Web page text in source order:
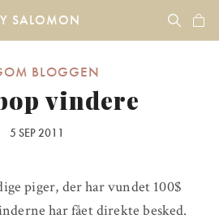
SALOMON
BLOGGEN
vindere
5 SEP 2011
piger, der har vundet 100$
har fået direkte besked.